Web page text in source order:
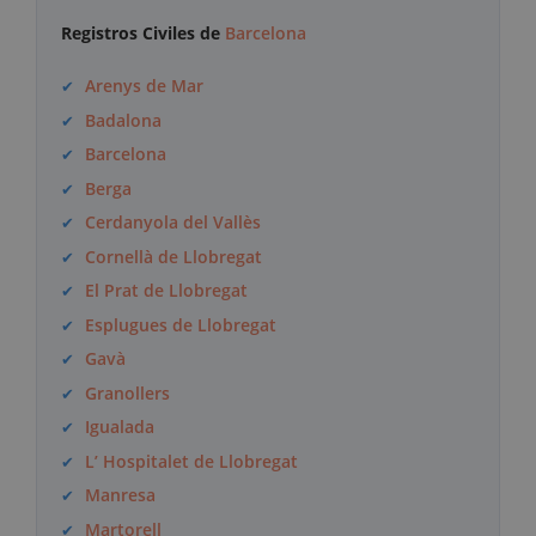
Registros Civiles de Barcelona
Arenys de Mar
Badalona
Barcelona
Berga
Cerdanyola del Vallès
Cornellà de Llobregat
El Prat de Llobregat
Esplugues de Llobregat
Gavà
Granollers
Igualada
L’ Hospitalet de Llobregat
Manresa
Martorell